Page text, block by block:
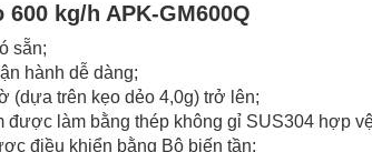
kg/h APK-GM600Q
sẵn;
hành dễ dàng;
(dựa trên kẹo dẻo 4,0g) trở lên;
làm bằng thép không gỉ SUS304 hợp
điều khiển bằng Bộ biến tần;